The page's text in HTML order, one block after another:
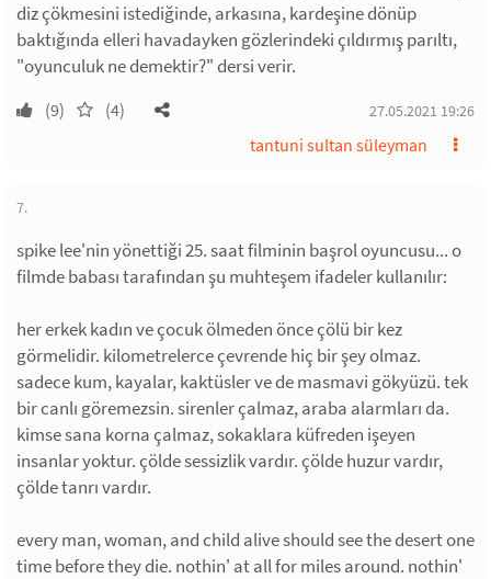
diz çökmesini istediğinde, arkasına, kardeşine dönüp
baktığında elleri havadayken gözlerindeki çıldırmış parıltı,
"oyunculuk ne demektir?" dersi verir.
(9) (4) 27.05.2021 19:26
tantuni sultan süleyman
7.
spike lee'nin yönettiği 25. saat filminin başrol oyuncusu... o
filmde babası tarafından şu muhteşem ifadeler kullanılır:
her erkek kadın ve çocuk ölmeden önce çölü bir kez
görmelidir. kilometrelerce çevrende hiç bir şey olmaz.
sadece kum, kayalar, kaktüsler ve de masmavi gökyüzü. tek
bir canlı göremezsin. sirenler çalmaz, araba alarmları da.
kimse sana korna çalmaz, sokaklara küfreden işeyen
insanlar yoktur. çölde sessizlik vardır. çölde huzur vardır,
çölde tanrı vardır.
every man, woman, and child alive should see the desert one
time before they die. nothin' at all for miles around. nothin'